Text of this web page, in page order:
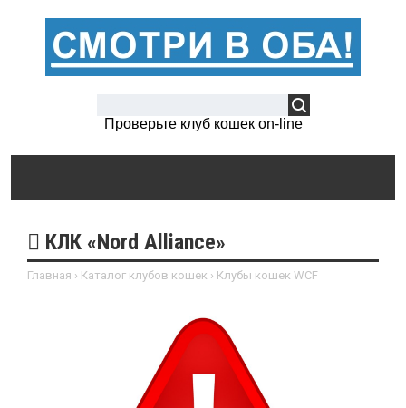
Проверьте клуб кошек on-line
КЛК «Nord Alliance»
Главная › Каталог клубов кошек › Клубы кошек WCF